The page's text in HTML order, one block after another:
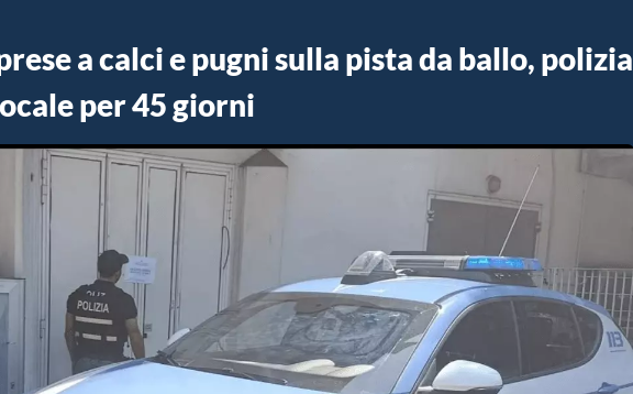
a calci e pugni sulla pista da ballo, polizia
per 45 giorni